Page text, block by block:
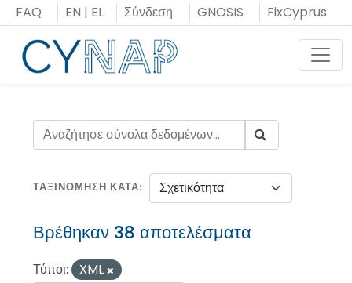
Μεταπήδηση
στο
περιεχόμενο
FAQ EN | EL Σύνδεση GNOSIS FixCyprus
ΤΑΞΙΝΌΜΗΣΗ ΚΑΤΆ
Βρέθηκαν 38 αποτελέσματα
Τύποι:
XML